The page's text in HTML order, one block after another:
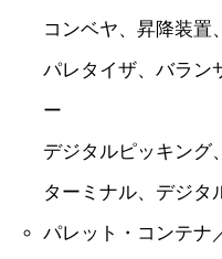
コンベヤ、昇降装置
パレタイザ、バラン
ー
デジタルピッキング
ターミナル、デジタ
パレット・コンテナ